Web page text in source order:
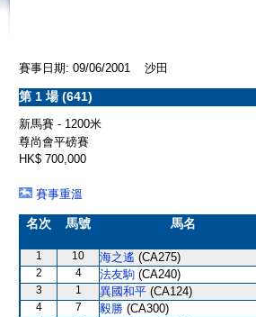
賽事日期: 09/06/2001 沙田
第 1 場 (641)
新馬賽 - 1200米
尊尚會平磅賽
HK$ 700,000
賽事重溫
名次 馬號 馬名
1 10 海之遙 (CA275)
2 4 法友駒 (CA240)
3 1 異國和平 (CA124)
4 7 毅勝 (CA300)